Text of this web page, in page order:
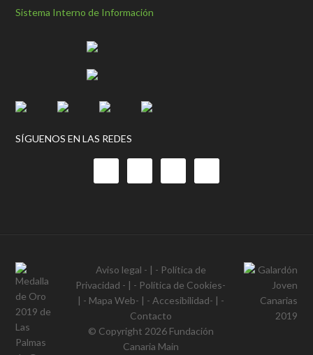
Sistema Interno de Información
SÍGUENOS EN LAS REDES
Aviso legal - | - Política de
Privacidad - | - Política de Cookies-
| - Mapa Web- | - Accesibilidad- | -
Contacto
© Copyright 2026 Fundación
Canaria Main